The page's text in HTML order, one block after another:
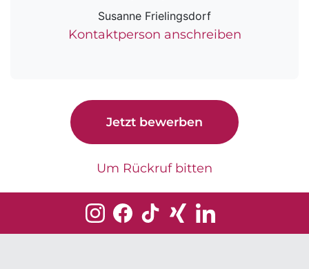
Susanne Frielingsdorf
Kontaktperson anschreiben
Jetzt bewerben
Um Rückruf bitten